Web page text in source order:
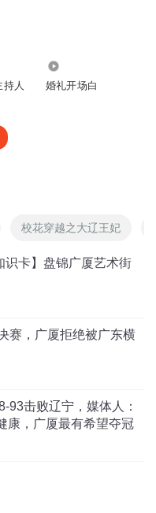
宁队员啊
广厦伤了两个主力，辽宁球迷还
7
响。小赵再受伤时，我就
久的总决赛弄成这样，联
人呀，砸别人饭碗，砸的
，呵呵呵呵呵呵呵
被打死
持人
婚礼开场白
校花穿越之大辽王妃
识卡】盘锦广厦艺术街
赛，广厦拒绝被广东横
93击败辽宁，媒体人：
康，广厦最有希望夺冠